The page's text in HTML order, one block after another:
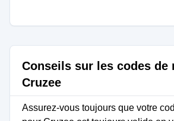
Conseils sur les codes de
Cruzee
Assurez-vous toujours que votre